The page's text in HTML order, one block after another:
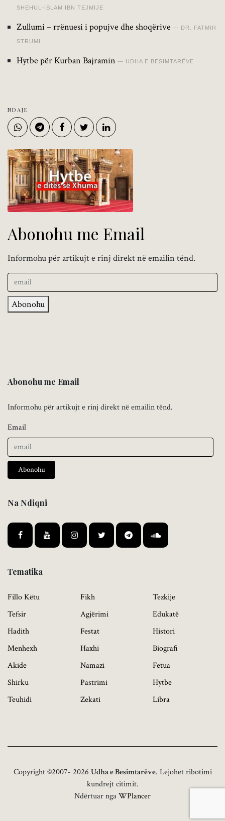
SHEHUL-ISLAM IBN TEJMIJE
Zullumi – rrënuesi i popujve dhe shoqërive DR. FATMIR
STRUMI
Hytbe për Kurban Bajramin UDHA E BESIMTARËVE
NDAJE
Abonohu me Email
Informohu për artikujt e rinj direkt në emailin tënd.
Abonohu
Abonohu me Email
Informohu për artikujt e rinj direkt në emailin tënd.
Email
Abonohu
Na Ndiqni
Tematika
Fillo Këtu
Tefsir
Hadith
Menhexh
Akide
Shirku
Teuhidi
Fikh
Agjërimi
Festat
Haxhi
Namazi
Pastrimi
Zekati
Tezkije
Edukatë
Histori
Biografi
Fetua
Hytbe
Libra
Copyright ©2007- 2026 Udha e Besimtarëve. Lejohet ribotimi
kundrejt citimit.
Ndërtuar ngaWPlancer